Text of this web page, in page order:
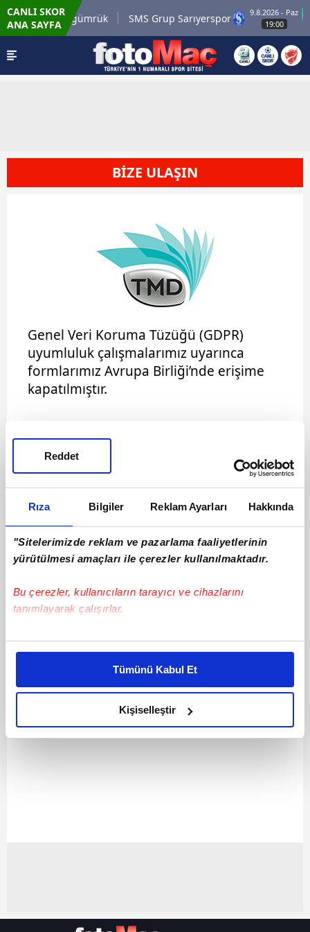
Rıza Bilgiler Reklam Ayarları Hakkında
"Sitelerimizde reklam ve pazarlama faaliyetlerinin
yürütülmesi amaçları ile çerezler kullanılmaktadır.
Bu çerezler, kullanıcıların tarayıcı ve cihazlarını
tanımlayarak çalışırlar.
Bu çerezlere izin vermeniz halinde sizlere özel
daha iyi reklam deneyimi yaşatabiliriz. Bunu yaparken
amacımızın size daha iyi bir reklam deneyimi sunmak
olduğunu ve sizlere en iyi içerikleri sunabilmek adına
elimizden gelen çabayı gösterdiğimizi ve bu noktada,
reklamların maliyetlerimizi karşılamak noktasında tek gelir
toplumu hizmetlerinin sunulması amacıyla
Tümünü Kabul Et
Kişiselleştir
Reddet
CANLI SKOR
ANA SAYFAKaragümrük SMS Grup Sarıyerspor
9.8.2026 - Paz
19:00
BİZE ULAŞIN